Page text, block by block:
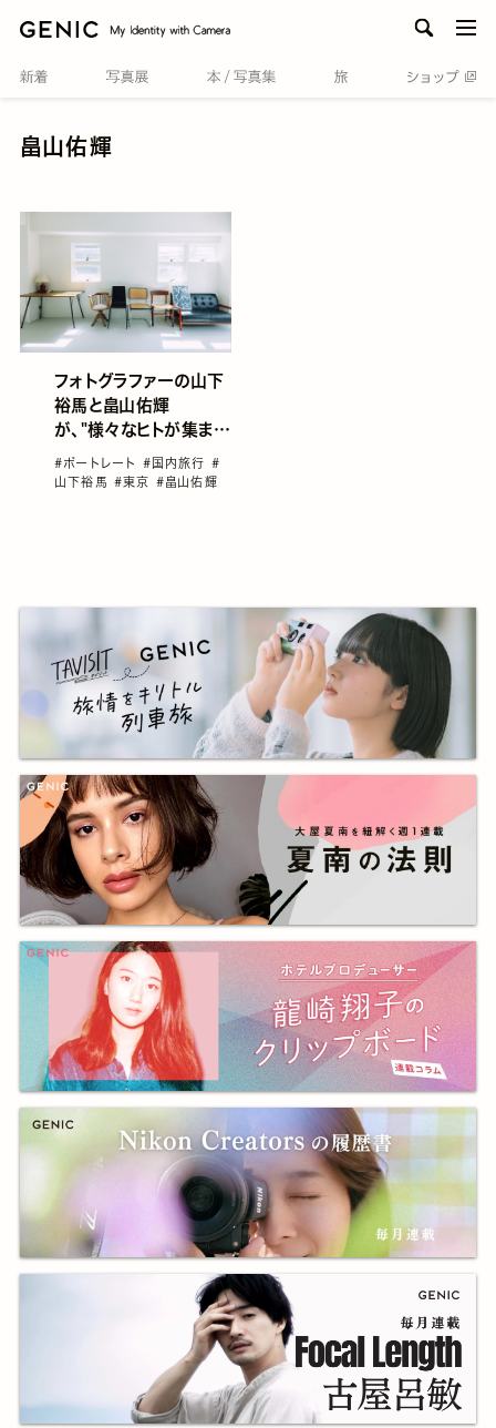
畠山佑輝
フォトグラファーの山下
裕馬と畠山佑輝
が、"様々なヒトが集まる
場所"をテーマに創った
撮影スタジオ「ËNN.
#ポートレート #国内旅行 #
山下裕馬 #東京 #畠山佑輝